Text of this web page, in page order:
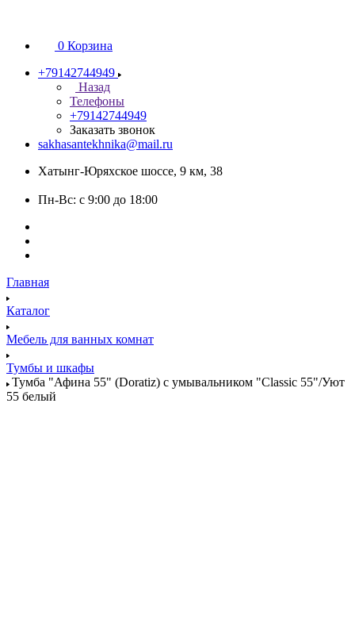
0 Корзина
+79142744949
Назад
Телефоны
+79142744949
Заказать звонок
sakhasantekhnika@mail.ru
Хатынг-Юряхское шоссе, 9 км, 38
Пн-Вс: с 9:00 до 18:00
Главная
Каталог
Мебель для ванных комнат
Тумбы и шкафы
Тумба "Афина 55" (Doratiz) с умывальником "Сlassic 55"/Уют
55 белый